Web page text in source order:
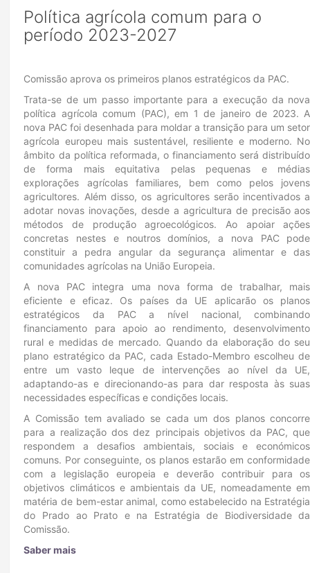
Política agrícola comum para o
período 2023-2027
Comissão aprova os primeiros planos estratégicos da PAC.
Trata-se de um passo importante para a execução da nova
política agrícola comum (PAC), em 1 de janeiro de 2023. A
nova PAC foi desenhada para moldar a transição para um setor
agrícola europeu mais sustentável, resiliente e moderno. No
âmbito da política reformada, o financiamento será distribuído
de forma mais equitativa pelas pequenas e médias
explorações agrícolas familiares, bem como pelos jovens
agricultores. Além disso, os agricultores serão incentivados a
adotar novas inovações, desde a agricultura de precisão aos
métodos de produção agroecológicos. Ao apoiar ações
concretas nestes e noutros domínios, a nova PAC pode
constituir a pedra angular da segurança alimentar e das
comunidades agrícolas na União Europeia.
A nova PAC integra uma nova forma de trabalhar, mais
eficiente e eficaz. Os países da UE aplicarão os planos
estratégicos da PAC a nível nacional, combinando
financiamento para apoio ao rendimento, desenvolvimento
rural e medidas de mercado. Quando da elaboração do seu
plano estratégico da PAC, cada Estado-Membro escolheu de
entre um vasto leque de intervenções ao nível da UE,
adaptando-as e direcionando-as para dar resposta às suas
necessidades específicas e condições locais.
A Comissão tem avaliado se cada um dos planos concorre
para a realização dos dez principais objetivos da PAC, que
respondem a desafios ambientais, sociais e económicos
comuns. Por conseguinte, os planos estarão em conformidade
com a legislação europeia e deverão contribuir para os
objetivos climáticos e ambientais da UE, nomeadamente em
matéria de bem-estar animal, como estabelecido na Estratégia
do Prado ao Prato e na Estratégia de Biodiversidade da
Comissão.
Saber mais